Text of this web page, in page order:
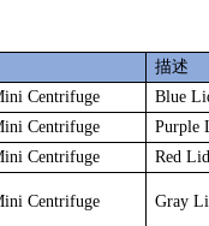
描述
Centrifuge Blue
Centrifuge Purple
Centrifuge Red Lid
Centrifuge Gray